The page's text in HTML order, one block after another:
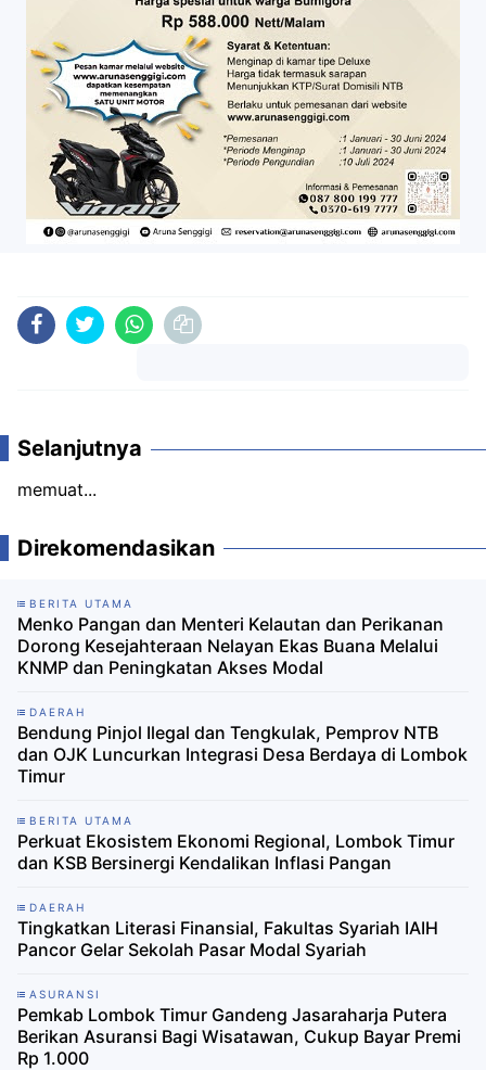
Selanjutnya
memuat...
Direkomendasikan
BERITA UTAMA
Menko Pangan dan Menteri Kelautan dan Perikanan
Dorong Kesejahteraan Nelayan Ekas Buana Melalui
KNMP dan Peningkatan Akses Modal
DAERAH
Bendung Pinjol Ilegal dan Tengkulak, Pemprov NTB
dan OJK Luncurkan Integrasi Desa Berdaya di Lombok
Timur
BERITA UTAMA
Perkuat Ekosistem Ekonomi Regional, Lombok Timur
dan KSB Bersinergi Kendalikan Inflasi Pangan
DAERAH
Tingkatkan Literasi Finansial, Fakultas Syariah IAIH
Pancor Gelar Sekolah Pasar Modal Syariah
ASURANSI
Pemkab Lombok Timur Gandeng Jasaraharja Putera
Berikan Asuransi Bagi Wisatawan, Cukup Bayar Premi
Rp 1.000